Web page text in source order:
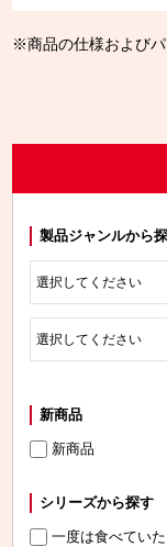
※商品の仕様およびパ
製品ジャンルから
新商品
新商品
シリーズから探す
一度は食べてい